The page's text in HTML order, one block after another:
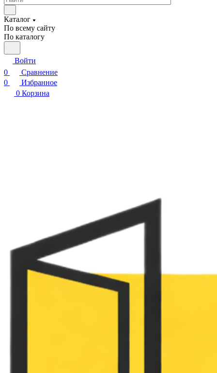
Каталог
По всему сайту
По каталогу
Войти
0
Сравнение
0
Избранное
0 Корзина